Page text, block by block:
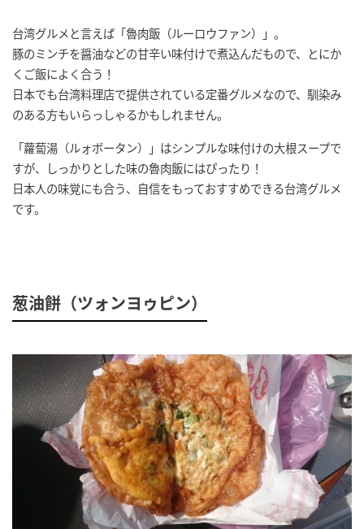
台湾グルメと言えば「魯肉飯（ルーロウファン）」。
豚のミンチを醤油などの甘辛い味付けで煮込んだもので、とにか
くご飯によく合う！
日本でも台湾料理店で提供されている定番グルメなので、馴染み
のある方もいらっしゃるかもしれません。
「蘿蔔湯（ルォボータン）」はシンプルな味付けの大根スープで
すが、しっかりとした味の魯肉飯にはぴったり！
日本人の味覚にも合う、自信をもっておすすめできる台湾グルメ
です。
葱油餅（ツォンヨゥピン）